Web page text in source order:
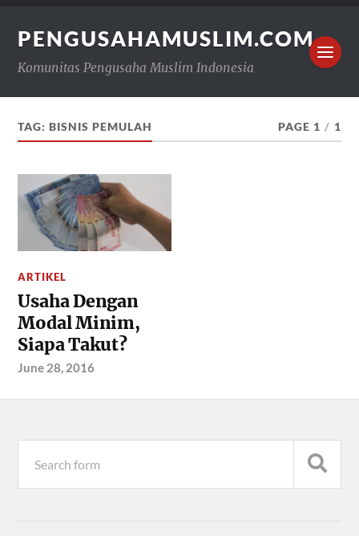
PENGUSAHAMUSLIM.COM
Komunitas Pengusaha Muslim Indonesia
TAG:BISNIS PEMULAH PAGE 1 / 1
ARTIKEL
Usaha Dengan
Modal Minim,
Siapa Takut?
June 28, 2016